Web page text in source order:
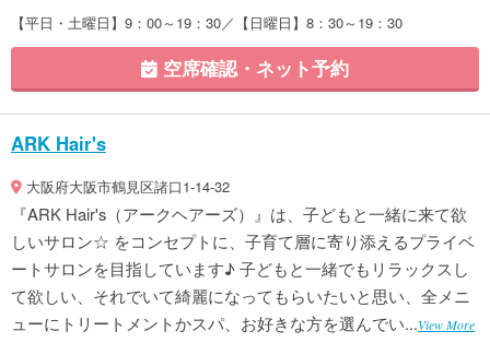
【平日・土曜日】9：00～19：30／【日曜日】8：30～19：30
空席確認・ネット予約
ARK Hair's
大阪府大阪市鶴見区諸口1-14-32
『ARK Hair's（アークヘアーズ）』は、子どもと一緒に来て欲
しいサロン☆ をコンセプトに、子育て層に寄り添えるプライベ
ートサロンを目指しています♪ 子どもと一緒でもリラックスし
て欲しい、それでいて綺麗になってもらいたいと思い、全メニ
ューにトリートメントかスパ、お好きな方を選んでい...View More